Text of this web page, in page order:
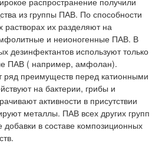
из группы ПАВ. По способности
растворах их разделяют на
и неионогенные ПАВ. В
дезинфектантов используют только
ПАВ ( например, амфолан).
преимуществ перед катионными
на бактерии, грибы и
активности в присутствии
металлы. ПАВ всех других групп
в составе композиционных